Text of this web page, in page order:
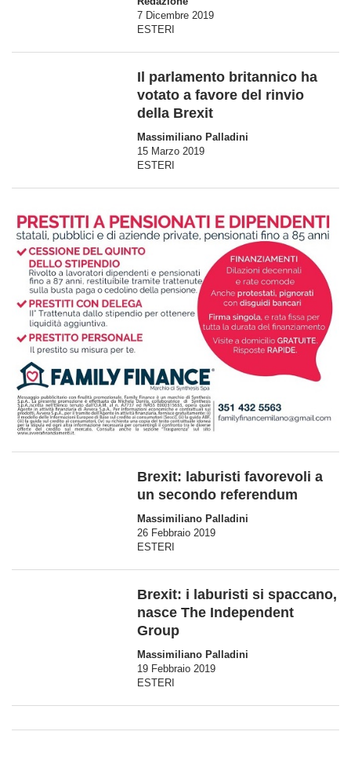
7 Dicembre 2019
ESTERI
Il parlamento britannico ha
votato a favore del rinvio
della Brexit
Massimiliano Palladini
15 Marzo 2019
ESTERI
Brexit: laburisti favorevoli a
un secondo referendum
Massimiliano Palladini
26 Febbraio 2019
ESTERI
Brexit: i laburisti si spaccano,
nasce The Independent
Group
Massimiliano Palladini
19 Febbraio 2019
ESTERI